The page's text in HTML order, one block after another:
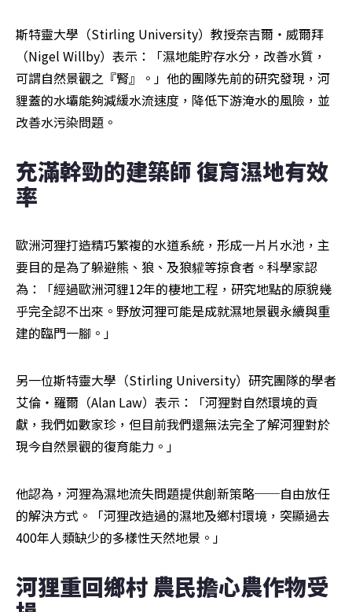
斯特靈大學（Stirling University）教授奈吉爾‧威爾拜
（Nigel Willby）表示：「濕地能貯存水分，改善水質，
可謂自然景觀之『腎』。」他的團隊先前的研究發現，河
貍蓋的水壩能夠減緩水流速度，降低下游淹水的風險，並
改善水污染問題。
充滿幹勁的建築師 復育濕地有效
率
歐洲河狸打造精巧繁複的水道系統，形成一片片水池，主
要目的是為了躲避熊、狼、及狼貛等掠食者。科學家認
為：「經過歐洲河貍12年的棲地工程，研究地點的原貌幾
乎完全認不出來。野放河狸可能是成就濕地景觀永續與重
建的臨門一腳。」
另一位斯特靈大學（Stirling University）研究團隊的學者
艾倫‧羅爾（Alan Law）表示：「河狸對自然環境的貢
獻，我們如數家珍，但目前我們還無法完全了解河狸對於
現今自然景觀的復育能力。」
他認為，河狸為濕地流失問題提供創新策略──自由放任
的解決方式。「河狸改造過的濕地及鄉村環境，突顯過去
400年人類缺少的多樣性天然地景。」
河狸重回鄉村 農民擔心農作物受